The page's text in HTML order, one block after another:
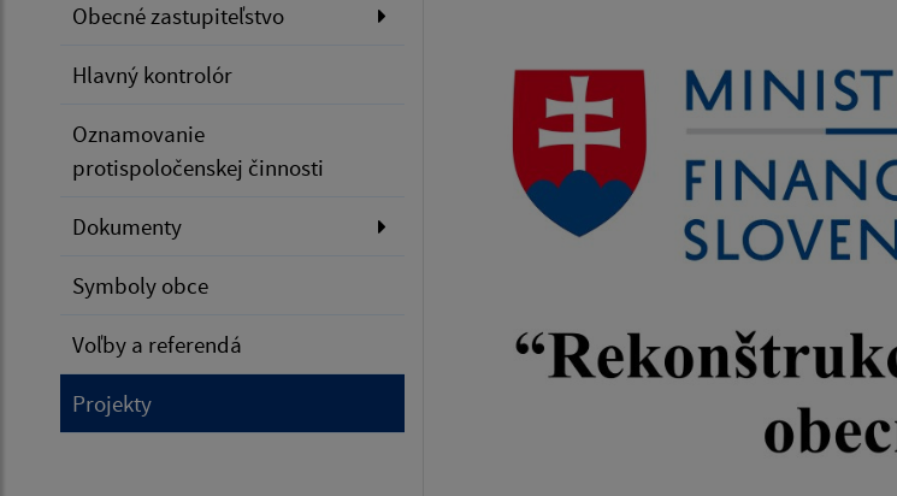
Obecné zastupiteľstvo
Hlavný kontrolór
Oznamovanie
protispoločenskej činnosti
Dokumenty
Symboly obce
Voľby a referendá
Projekty